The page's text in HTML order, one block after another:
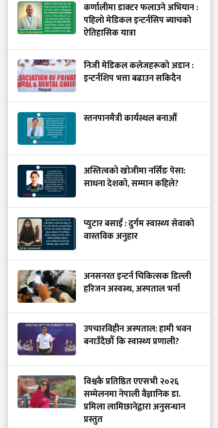
कर्णालीमा डाक्टर फलाउने अभियान :
पहिलो मेडिकल इन्टर्नसिप ब्याचको
ऐतिहासिक यात्रा
निजी मेडिकल कलेजहरूको अडान :
इन्टर्नशिप भत्ता बढाउन सकिदैन
स्तनपानमैत्री कार्यस्थल बनाऔँ
अस्तित्वको खोजीमा नर्सिङ पेसा:
साधना देशको, सम्मान कहिले?
प्युटार बसाइँ : दुर्गम स्वास्थ्य सेवाको
वास्तविक अनुहार
अनसनरत इन्टर्न चिकित्सक डिल्ली
हरिजन अस्वस्थ, अस्पताल भर्ना
उपचारविहीन अस्पताल: हामी भवन
बनाउँदैछौँ कि स्वास्थ्य प्रणाली?
विश्वकै प्रतिष्ठित एएसभी २०२६
सम्मेलनमा नेपाली वैज्ञानिक डा.
प्रमिला लामिछानेद्वारा अनुसन्धान
प्रस्तुत